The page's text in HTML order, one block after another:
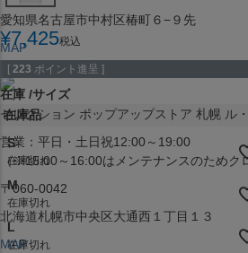
愛知県名古屋市中村区椿町６−９先
MAP
SHOP
セレクション ポップアップストア 札幌 ル
営業：平日・土日祝12:00～19:00
（※15:00～16:00はメンテナンスのためク
〒060-0042
北海道札幌市中央区大通西１丁目１３
MAP
¥7,425税込
[ 223 ポイント進呈 ]
在庫 サイズ
在庫品
S
在庫切れ
M
在庫切れ
L
在庫切れ